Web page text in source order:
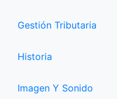
Gestión Tributaria
Historia
Imagen Y Sonido